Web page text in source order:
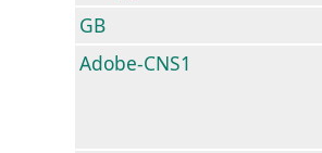
GB
Adobe-CNS1